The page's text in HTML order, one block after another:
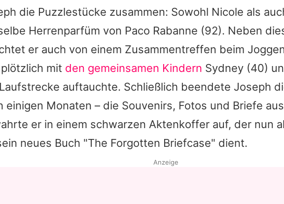
die Puzzlestücke zusammen: Sowohl Nicole als
Herrenparfüm von Paco Rabanne (92). Neben
er auch von einem Zusammentreffen beim
plötzlich mit den gemeinsamen Kindern Sydney (40)
auftauchte. Schließlich beendete Joseph
einigen Monaten – die Souvenirs, Fotos und Briefe
er in einem schwarzen Aktenkoffer auf, der nun
neues Buch "The Forgotten Briefcase" dient.
Anzeige